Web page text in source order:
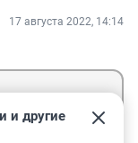
17 августа 2022, 14:14
и другие